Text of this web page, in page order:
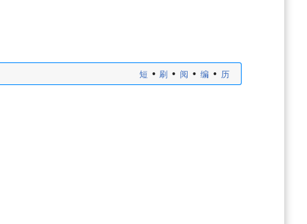
短 • 刷 • 阅 • 编 • 历